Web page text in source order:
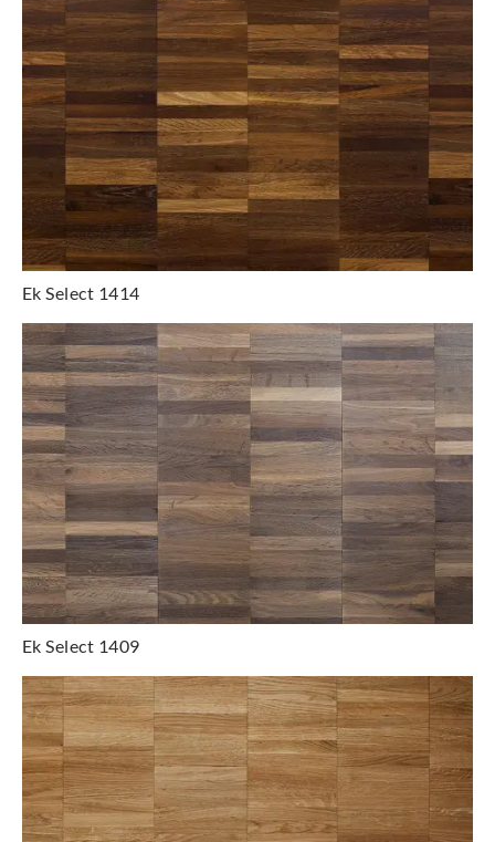
Ek Select 1414
Ek Select 1409